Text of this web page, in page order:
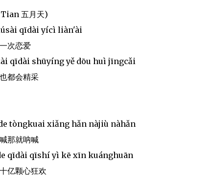
五月天)
qīdài yícì liàn'ài
次恋爱
qīdài shūyíng yě dōu huì jīngcǎi
都会精采
tòngkuai xiǎng hǎn nàjiù nàhǎn
那就呐喊
qīdài qīshí yì kē xīn kuánghuān
亿颗心狂欢